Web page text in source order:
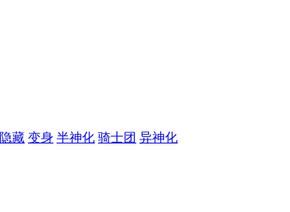
隐藏 变身 半神化 骑士团 异神化